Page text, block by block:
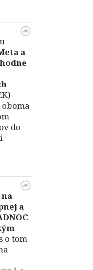
a
do
a
o tom